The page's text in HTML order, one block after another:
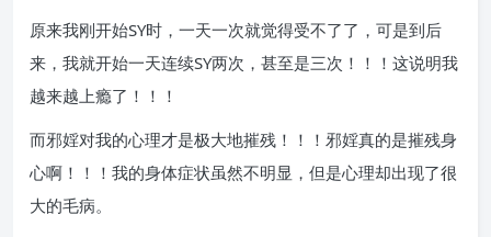
原来我刚开始SY时，一天一次就觉得受不了了，可是到后
来，我就开始一天连续SY两次，甚至是三次！！！这说明我
越来越上瘾了！！！
而邪婬对我的心理才是极大地摧残！！！邪婬真的是摧残身
心啊！！！我的身体症状虽然不明显，但是心理却出现了很
大的毛病。